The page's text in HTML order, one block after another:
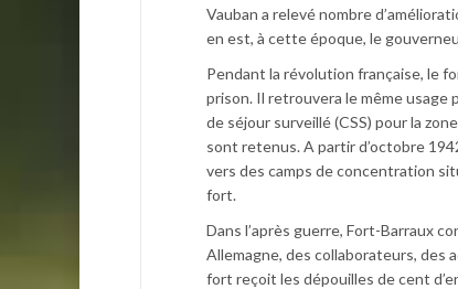
Vauban a relevé nombre
en est, à cette époque, le
Pendant la révolution française, le
prison. Il retrouvera le même usage
de séjour surveillé (CSS) pour la
sont retenus. A partir d’octobre
vers des camps de concentration
fort.
Dans l’après guerre, Fort-Barraux
Allemagne, des collaborateurs, des
fort reçoit les dépouilles de cent